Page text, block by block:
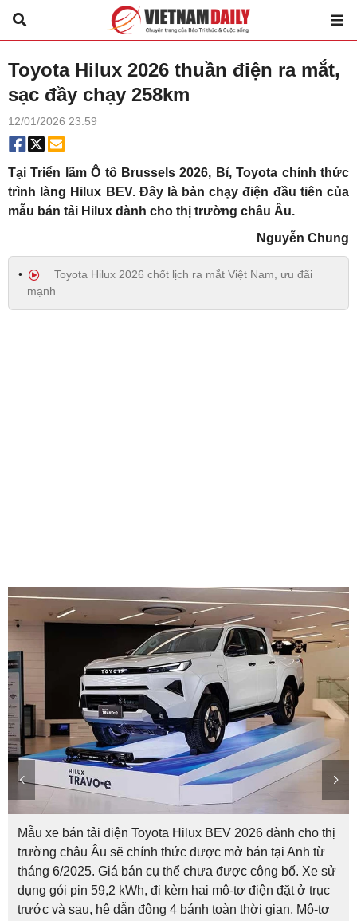
Toyota Hilux 2026 thuần điện ra mắt,
sạc đầy chạy 258km
12/01/2026 23:59
Tại Triển lãm Ô tô Brussels 2026, Bỉ, Toyota chính thức
trình làng Hilux BEV. Đây là bản chạy điện đầu tiên của
mẫu bán tải Hilux dành cho thị trường châu Âu.
Nguyễn Chung
Toyota Hilux 2026 chốt lịch ra mắt Việt Nam, ưu đãi
mạnh
Mẫu xe bán tải điện Toyota Hilux BEV 2026 dành cho thị
trường châu Âu sẽ chính thức được mở bán tại Anh từ
tháng 6/2025. Giá bán cụ thể chưa được công bố. Xe sử
dụng gói pin 59,2 kWh, đi kèm hai mô-tơ điện đặt ở trục
trước và sau, hệ dẫn động 4 bánh toàn thời gian. Mô-tơ